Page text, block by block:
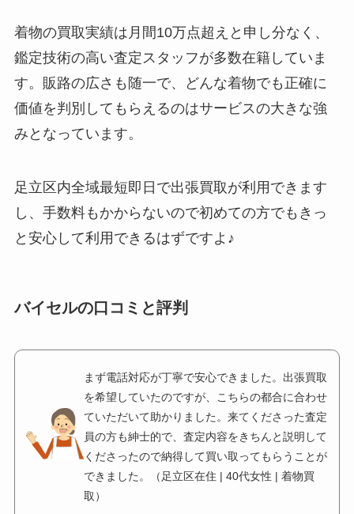
着物の買取実績は月間10万点超え と申し分なく、
鑑定技術の高い査定スタッフが多数在籍していま
す。販路の広さも随一で、
どんな着物でも正確に
価値を判別してもらえるのはサービスの大きな強
み となっています。
足立区内全域最短即日で出張買取が利用できます
し、手数料もかからないので初めての方でもきっ
と安心して利用できるはずですよ♪
バイセルの口コミと評判
まず電話対応が丁寧で安心できました。出張買取
を希望していたのですが、こちらの都合に合わせ
ていただいて助かりました。来てくださった査定
員の方も紳士的で、査定内容をきちんと説明して
くださったので納得して買い取ってもらうことが
できました。（足立区在住 | 40代女性 | 着物買
取）